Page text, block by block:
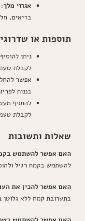
אגוזי מלך
בריאים,
תוספות או
ניתן
לקבלת
אפשר
בננות
להוסיף
לקבלת
שאלות ותשובות
האם אפשר להשתמש
להשתמש בקמח רגיל ולהוסיף 2 כפיות אבקת אפייה לכל
האם אפשר להכין את
בתערובת קמח ללא גלוטן